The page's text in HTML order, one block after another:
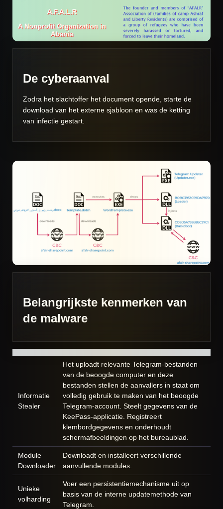
De cyberaanval
Zodra het slachtoffer het document opende, starte de
download van het externe sjabloon en was de ketting
van infectie gestart.
Belangrijkste kenmerken van
de malware
Informatie
Stealer
Het uploadt relevante Telegram-bestanden
van de beoogde computer en deze
bestanden stellen de aanvallers in staat om
volledig gebruik te maken van het beoogde
Telegram-account. Steelt gegevens van de
KeePass-applicatie. Registreert
klembordgegevens en onderhoudt
schermafbeeldingen op het bureaublad.
Module
Downloader
Downloadt en installeert verschillende
aanvullende modules.
Unieke
volharding
Voer een persistentiemechanisme uit op
basis van de interne updatemethode van
Telegram.